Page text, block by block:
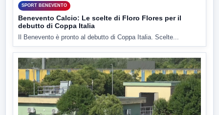
SPORT BENEVENTO
Benevento Calcio: Le scelte di Floro Flores per il
debutto di Coppa Italia
Il Benevento è pronto al debutto di Coppa Italia. Scelte...